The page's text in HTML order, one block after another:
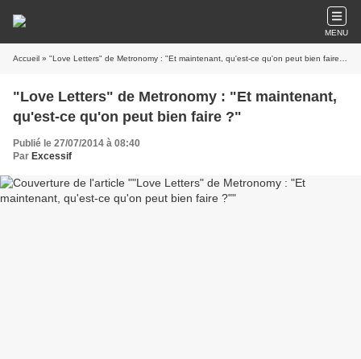
MENU
Accueil » "Love Letters" de Metronomy : "Et maintenant, qu'est-ce qu'on peut bien faire ?"
"Love Letters" de Metronomy : "Et maintenant,
qu'est-ce qu'on peut bien faire ?"
Publié le 27/07/2014 à 08:40
Par Excessif